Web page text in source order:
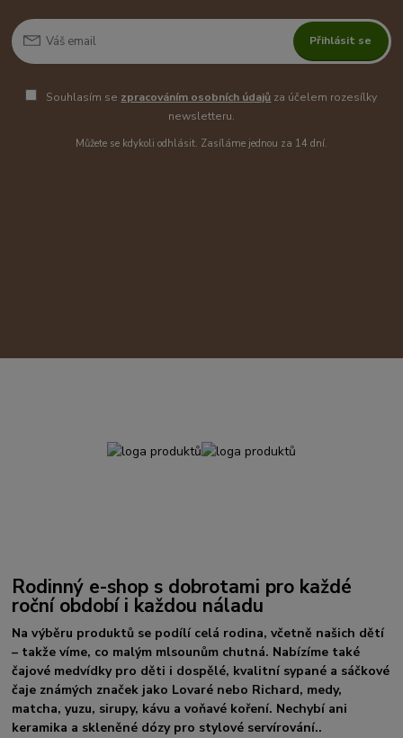
Přihlásit se
Souhlasím se zpracováním osobních údajů za účelem rozesílky
newsletteru.
Můžete se kdykoli odhlásit. Zasíláme jednou za 14 dní.
Rodinný e-shop s dobrotami pro každé
roční období i každou náladu
Na výběru produktů se podílí celá rodina, včetně našich dětí
– takže víme, co malým mlsounům chutná. Nabízíme také
čajové medvídky pro děti i dospělé, kvalitní sypané a sáčkové
čaje známých značek jako Lovaré nebo Richard, medy,
matcha, yuzu, sirupy, kávu a voňavé koření. Nechybí ani
keramika a skleněné dózy pro stylové servírování..